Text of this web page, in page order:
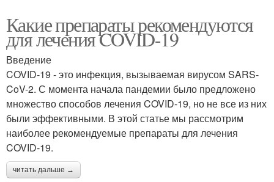
Какие препараты рекомендуются
для лечения COVID-19
Введение
COVID-19 - это инфекция, вызываемая вирусом SARS-
CoV-2. С момента начала пандемии было предложено
множество способов лечения COVID-19, но не все из них
были эффективными. В этой статье мы рассмотрим
наиболее рекомендуемые препараты для лечения
COVID-19.
читать дальше →